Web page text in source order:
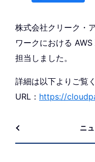
株式会社クリーク・
ワークにおける
担当しました。
詳細は以下よりご覧
URL： https://
ニ